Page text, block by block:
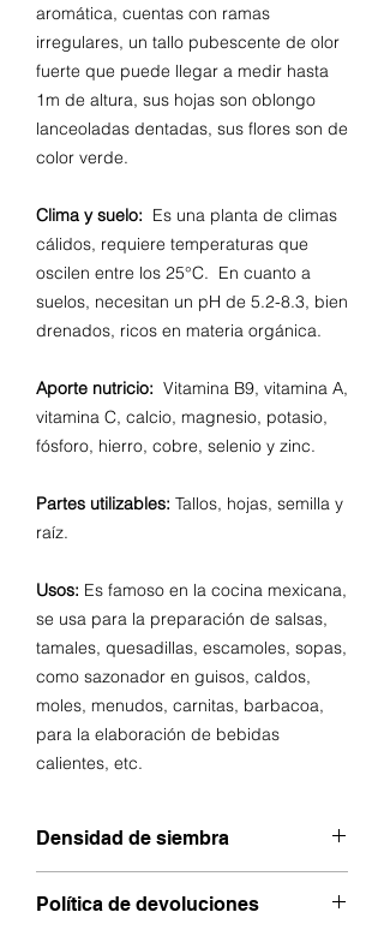
aromática, cuentas con ramas
irregulares, un tallo pubescente de olor
fuerte que puede llegar a medir hasta
1m de altura, sus hojas son oblongo
lanceoladas dentadas, sus flores son de
color verde.
Clima y suelo: Es una planta de climas
cálidos, requiere temperaturas que
oscilen entre los 25°C. En cuanto a
suelos, necesitan un pH de 5.2-8.3, bien
drenados, ricos en materia orgánica.
Aporte nutricio: Vitamina B9, vitamina A,
vitamina C, calcio, magnesio, potasio,
fósforo, hierro, cobre, selenio y zinc.
Partes utilizables: Tallos, hojas, semilla y
raíz.
Usos: Es famoso en la cocina mexicana,
se usa para la preparación de salsas,
tamales, quesadillas, escamoles, sopas,
como sazonador en guisos, caldos,
moles, menudos, carnitas, barbacoa,
para la elaboración de bebidas
calientes, etc.
Densidad de siembra
1 KG X HA
Política de devoluciones